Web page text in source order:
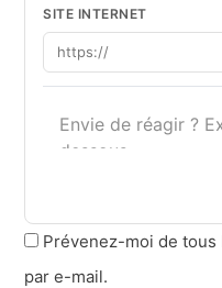
SITE INTERNET
Prévenez-moi de
par e-mail.